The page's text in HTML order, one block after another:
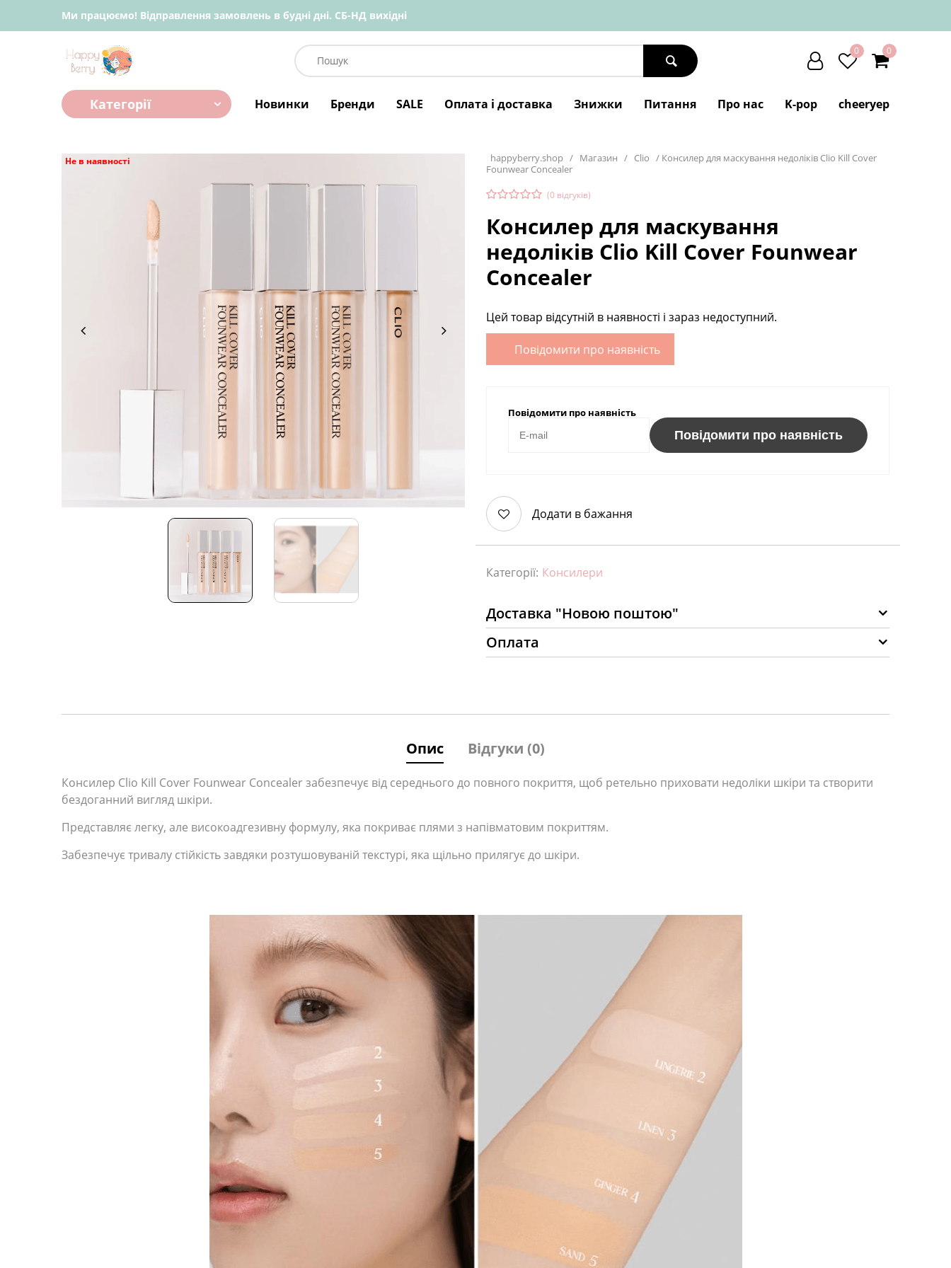
Ми працюємо! Відправлення замовлень в будні дні. СБ-НД вихідні
0 0
Категорії Новинки Бренди SALE Оплата і доставка Знижки Питання Про нас K-pop cheeryep
Не в наявності happyberry.shop / Магазин / Clio / Консилер для маскування недоліків Clio Kill Cover
Founwear Concealer
(0 відгуків)
Консилер для маскування
недоліків Clio Kill Cover Founwear
Concealer
Цей товар відсутній в наявності і зараз недоступний.
Повідомити про наявність
Повідомити про наявність
Повідомити про наявність
Додати в бажання
Категорії: Консилери
Доставка "Новою поштою"
Оплата
Опис Відгуки (0)
Консилер Clio Kill Cover Founwear Concealer забезпечує від середнього до повного покриття, щоб ретельно приховати недоліки шкіри та створити
бездоганний вигляд шкіри.
Представляє легку, але високоадгезивну формулу, яка покриває плями з напівматовим покриттям.
Забезпечує тривалу стійкість завдяки розтушовуваній текстурі, яка щільно прилягує до шкіри.